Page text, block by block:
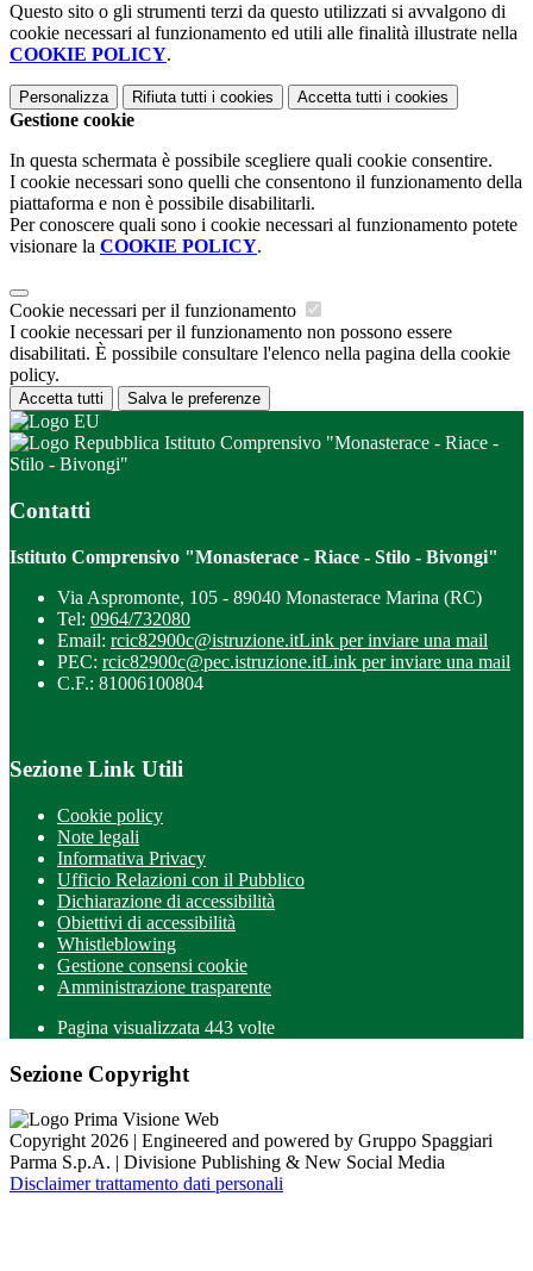
Questo sito o gli strumenti terzi da questo utilizzati si avvalgono di
cookie necessari al funzionamento ed utili alle finalità illustrate nella
COOKIE POLICY.
Personalizza Rifiuta tutti i cookies Accetta tutti i cookies
Gestione cookie
In questa schermata è possibile scegliere quali cookie consentire.
I cookie necessari sono quelli che consentono il funzionamento della
piattaforma e non è possibile disabilitarli.
Per conoscere quali sono i cookie necessari al funzionamento potete
visionare la COOKIE POLICY.
Cookie necessari per il funzionamento
I cookie necessari per il funzionamento non possono essere
disabilitati. È possibile consultare l'elenco nella pagina della cookie
policy.
Accetta tutti Salva le preferenze
Istituto Comprensivo "Monasterace - Riace -
Stilo - Bivongi"
Contatti
Istituto Comprensivo "Monasterace - Riace - Stilo - Bivongi"
Via Aspromonte, 105 - 89040 Monasterace Marina (RC)
Tel: 0964/732080
Email: rcic82900c@istruzione.itLink per inviare una mail
PEC: rcic82900c@pec.istruzione.itLink per inviare una mail
C.F.: 81006100804
Sezione Link Utili
Cookie policy
Note legali
Informativa Privacy
Ufficio Relazioni con il Pubblico
Dichiarazione di accessibilità
Obiettivi di accessibilità
Whistleblowing
Gestione consensi cookie
Amministrazione trasparente
Pagina visualizzata 443 volte
Sezione Copyright
Copyright 2026 | Engineered and powered by Gruppo Spaggiari
Parma S.p.A. | Divisione Publishing & New Social Media
Disclaimer trattamento dati personali